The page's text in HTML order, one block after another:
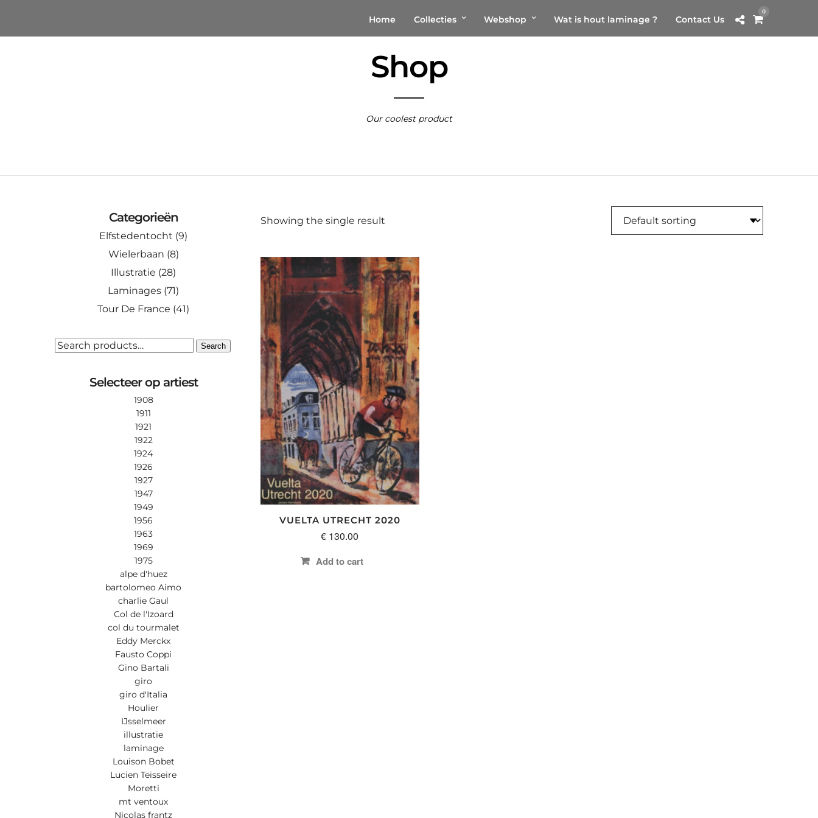
Home Collecties Webshop Wat is hout laminage ? Contact Us
0
Shop
Our coolest product
Showing the single result
VUELTA UTRECHT 2020
€ 130.00
Add to cart
Categorieën
Elfstedentocht (9)
Wielerbaan (8)
Illustratie (28)
Laminages (71)
Tour De France (41)
SEARCH
Search
Selecteer op artiest
1908
1911
1921
1922
1924
1926
1927
1947
1949
1956
1963
1969
1975
alpe d'huez
bartolomeo Aimo
charlie Gaul
Col de l'Izoard
col du tourmalet
Eddy Merckx
Fausto Coppi
Gino Bartali
giro
giro d'Italia
Houlier
IJsselmeer
illustratie
laminage
Louison Bobet
Lucien Teisseire
Moretti
mt ventoux
Nicolas frantz